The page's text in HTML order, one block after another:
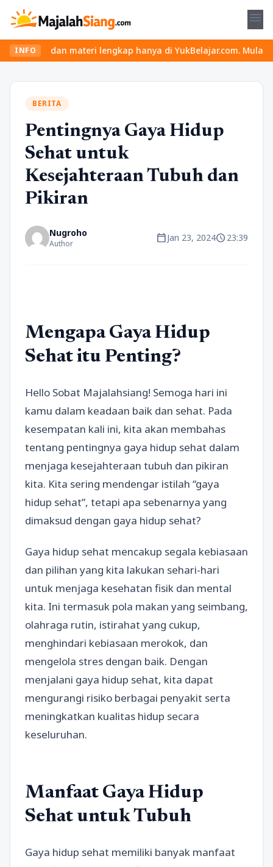
menu
INFO
dan materi lengkap hanya di YukBelajar.com. Mulai
BERITA
Pentingnya Gaya Hidup
Sehat untuk
Kesejahteraan Tubuh dan
Pikiran
Nugroho
Author calendar_todayJan 23, 2024schedule23:39
Mengapa Gaya Hidup
Sehat itu Penting?
Hello Sobat Majalahsiang! Semoga hari ini
kamu dalam keadaan baik dan sehat. Pada
kesempatan kali ini, kita akan membahas
tentang pentingnya gaya hidup sehat dalam
menjaga kesejahteraan tubuh dan pikiran
kita. Kita sering mendengar istilah “gaya
hidup sehat”, tetapi apa sebenarnya yang
dimaksud dengan gaya hidup sehat?
Gaya hidup sehat mencakup segala kebiasaan
dan pilihan yang kita lakukan sehari-hari
untuk menjaga kesehatan fisik dan mental
kita. Ini termasuk pola makan yang seimbang,
olahraga rutin, istirahat yang cukup,
menghindari kebiasaan merokok, dan
mengelola stres dengan baik. Dengan
menjalani gaya hidup sehat, kita dapat
mengurangi risiko berbagai penyakit serta
meningkatkan kualitas hidup secara
keseluruhan.
Manfaat Gaya Hidup
Sehat untuk Tubuh
Gaya hidup sehat memiliki banyak manfaat